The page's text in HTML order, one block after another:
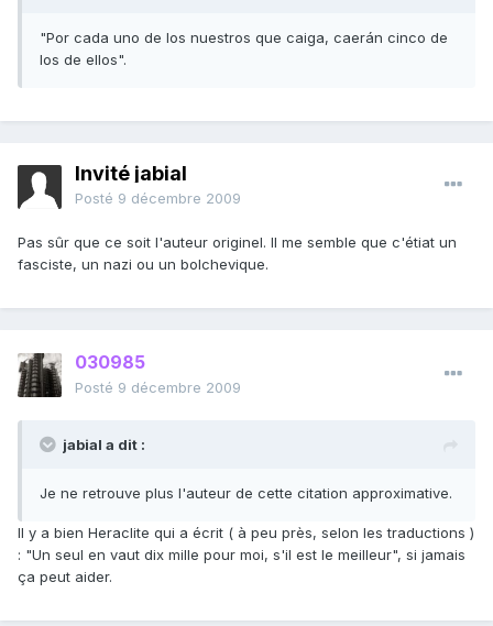
"Por cada uno de los nuestros que caiga, caerán cinco de
los de ellos".
Invité jabial
Posté 9 décembre 2009
Pas sûr que ce soit l'auteur originel. Il me semble que c'étiat un
fasciste, un nazi ou un bolchevique.
030985
Posté 9 décembre 2009
jabial a dit :
Je ne retrouve plus l'auteur de cette citation approximative.
Il y a bien Heraclite qui a écrit ( à peu près, selon les traductions )
: "Un seul en vaut dix mille pour moi, s'il est le meilleur", si jamais
ça peut aider.